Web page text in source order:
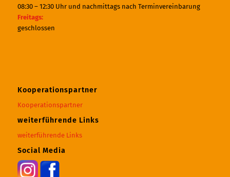
08:30 – 12:30 Uhr und nachmittags nach Terminvereinbarung
Freitags:
geschlossen
Kooperationspartner
Kooperationspartner
weiterführende Links
weiterführende Links
Social Media